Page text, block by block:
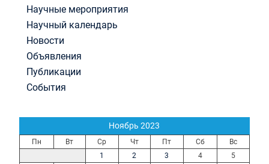
Научные мероприятия
Научный календарь
Новости
Объявления
Публикации
События
Ноябрь 2023
Пн Вт Ср Чт Пт Сб
Вс
1
2 3 4
5